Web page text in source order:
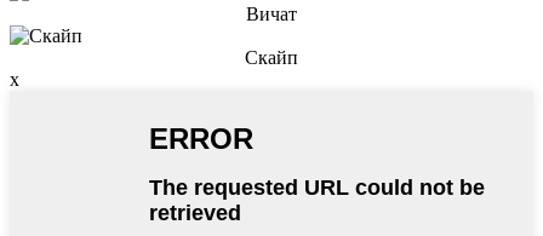
Вичат
Скайп
x